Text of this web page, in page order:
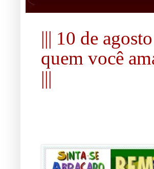
||| 10 de
quem você
|||